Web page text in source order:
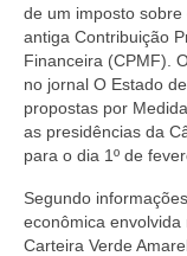
de um imposto
antiga Contribuição
Financeira (CPMF).
no jornal O Estado
propostas por
as presidências da
para o dia 1º de
Segundo
econômica
Carteira Verde